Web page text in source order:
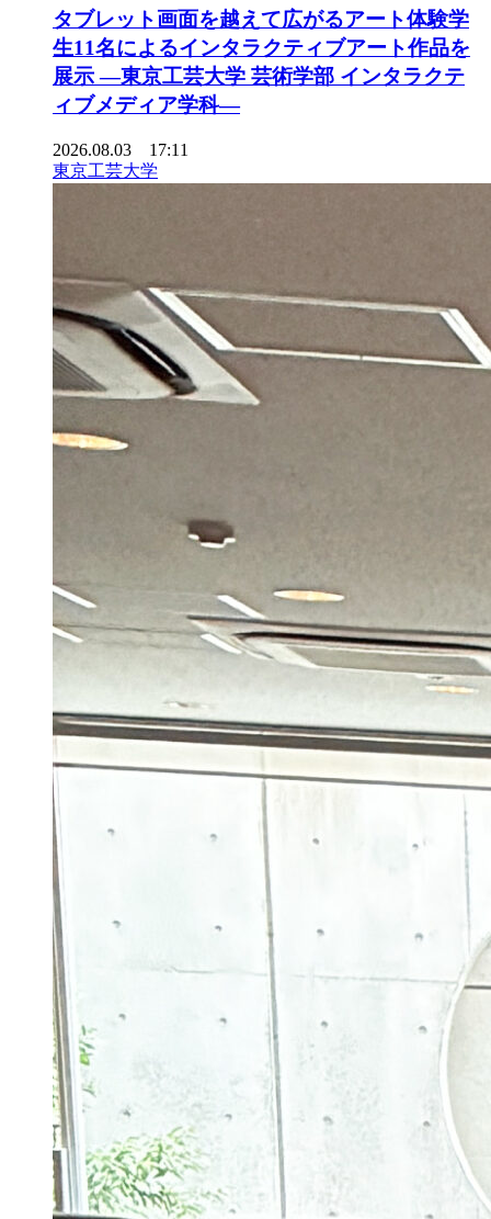
タブレット画面を越えて広がるアート体験学
生11名によるインタラクティブアート作品を
展示 ―東京工芸大学 芸術学部 インタラクテ
ィブメディア学科―
2026.08.03 17:11
東京工芸大学